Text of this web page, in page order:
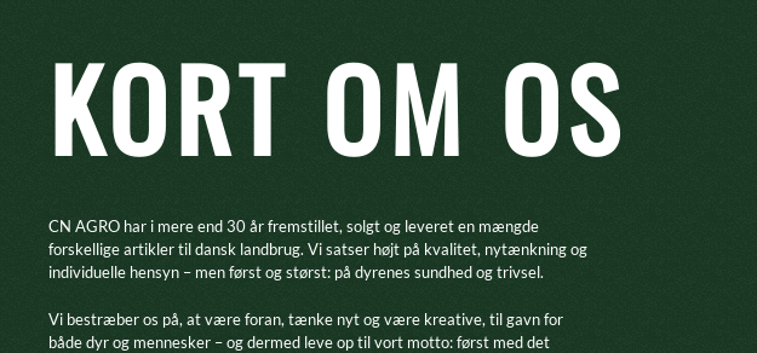
KORT OM OS
CN AGRO har i mere end 30 år fremstillet, solgt og leveret en mængde
forskellige artikler til dansk landbrug. Vi satser højt på kvalitet, nytænkning og
individuelle hensyn – men først og størst: på dyrenes sundhed og trivsel.
​Vi bestræber os på, at være foran, tænke nyt og være kreative, til gavn for
både dyr og mennesker – og dermed leve op til vort motto: først med det